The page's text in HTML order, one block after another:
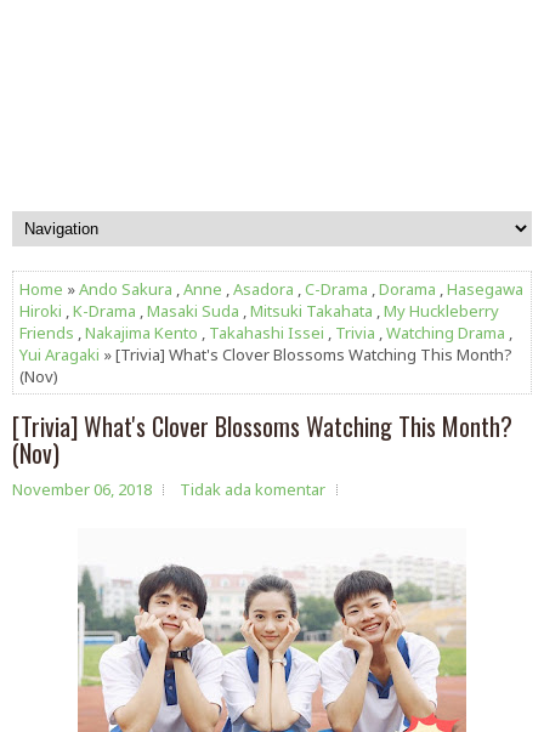
Home »Ando Sakura ,Anne ,Asadora ,C-Drama ,Dorama ,Hasegawa
Hiroki ,K-Drama ,Masaki Suda ,Mitsuki Takahata ,My Huckleberry
Friends ,Nakajima Kento , Takahashi Issei , Trivia ,Watching Drama ,
Yui Aragaki » [Trivia] What's Clover Blossoms Watching This Month?
(Nov)
[Trivia] What's Clover Blossoms Watching This Month?
(Nov)
November 06, 2018 Tidak ada komentar